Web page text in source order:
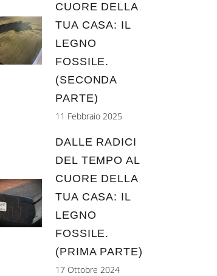
CUORE DELLA
TUA CASA: IL
LEGNO
FOSSILE.
(SECONDA
PARTE)
11 Febbraio 2025
DALLE RADICI
DEL TEMPO AL
CUORE DELLA
TUA CASA: IL
LEGNO
FOSSILE.
(PRIMA PARTE)
17 Ottobre 2024